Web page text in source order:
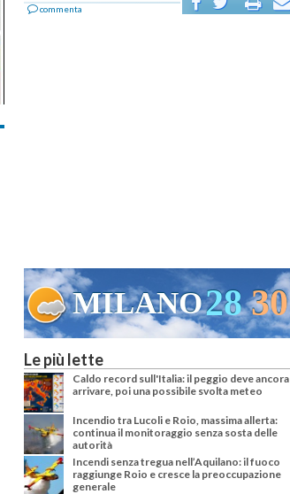
commenta
VENEZIA29 31
Le più lette
Caldo record sull'Italia: il peggio deve ancora
arrivare, poi una possibile svolta meteo
Incendio tra Lucoli e Roio, massima allerta:
continua il monitoraggio senza sosta delle
autorità
Incendi senza tregua nell’Aquilano: il fuoco
raggiunge Roio e cresce la preoccupazione
generale